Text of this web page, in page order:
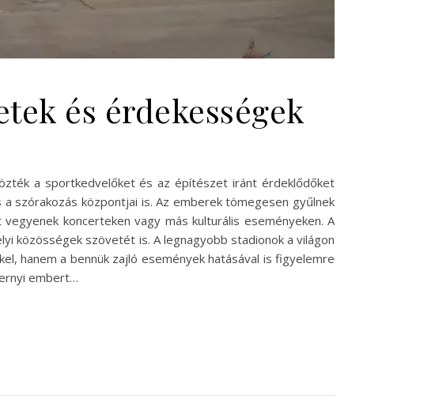
és érdekességek
a sportkedvelőket és az építészet iránt érdeklődőket
szórakozás központjai is. Az emberek tömegesen gyűlnek
koncerteken vagy más kulturális eseményeken. A
közösségek szövetét is. A legnagyobb stadionok a világon
hanem a bennük zajló események hatásával is figyelemre
embert…